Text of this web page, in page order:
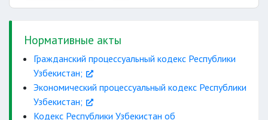
течение года
Нормативные акты
Гражданский процессуальный кодекс Республики
Узбекистан;
Экономический процессуальный кодекс Республики
Узбекистан;
Кодекс Республики Узбекистан об